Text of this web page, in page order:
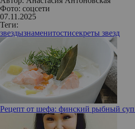
Фото: соцсети
07.11.2025
Теги:
звездызнаменитостисекреты звезд
Рецепт от шефа: финский рыбный суп